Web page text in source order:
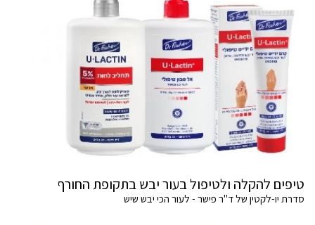
טיפים להקלה ולטיפול בעור יבש בתקופת החורף
סדרת יו-לקטין של ד"ר פישר - לעור הכי יבש שיש